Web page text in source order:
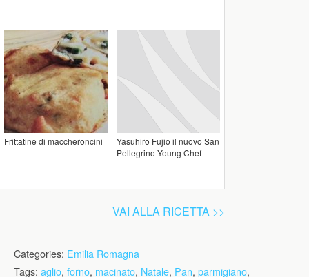
Frittatine di maccheroncini
Yasuhiro Fujio il nuovo San
Pellegrino Young Chef
VAI ALLA RICETTA >>
Categories: Emilia Romagna
Tags: aglio, forno, macinato, Natale, Pan, parmigiano,